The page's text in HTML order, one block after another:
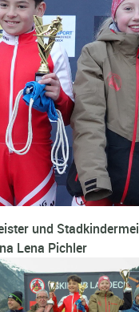
und
Lena Pichler